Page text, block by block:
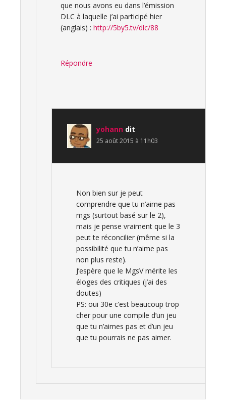
que nous avons eu dans l’émission
DLC à laquelle j’ai participé hier
(anglais) : http://5by5.tv/dlc/88
Répondre
yohann dit
25 août 2015 à 11h03
Non bien sur je peut
comprendre que tu n’aime pas
mgs (surtout basé sur le 2),
mais je pense vraiment que le 3
peut te réconcilier (même si la
possibilité que tu n’aime pas
non plus reste).
J’espère que le MgsV mérite les
éloges des critiques (j’ai des
doutes)
PS: oui 30e c’est beaucoup trop
cher pour une compile d’un jeu
que tu n’aimes pas et d’un jeu
que tu pourrais ne pas aimer.